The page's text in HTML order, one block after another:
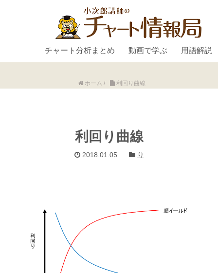
チャート分析まとめ 動画で学ぶ 用語解説
ホーム / 利回り曲線
利回り曲線
2018.01.05 り